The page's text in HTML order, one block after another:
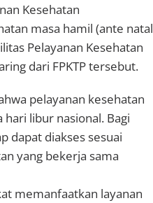
Kesehatan
masa hamil (ante natal
Pelayanan Kesehatan
dari FPKTP tersebut.
pelayanan kesehatan
libur nasional. Bagi
dapat diakses sesuai
yang bekerja sama
memanfaatkan layanan